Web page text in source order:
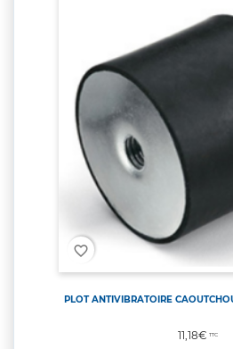
favorite_border
PLOT ANTIVIBRATOIRE
Prix
11,18€TTC